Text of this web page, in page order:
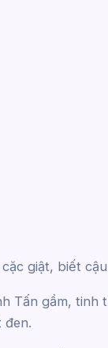
giật, biết
Tấn gầm, tinh
đen.